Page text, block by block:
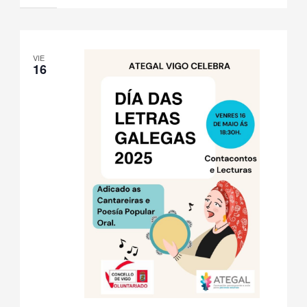
VIE
16